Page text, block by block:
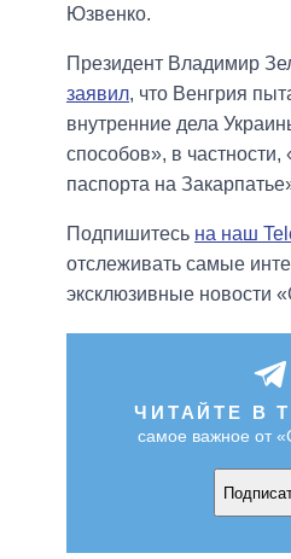
Юзвенко.
Президент Владимир
заявил, что Венгрия
внутренние дела
способов», в
паспорта на
Подпишитесь на наш
отслеживать самые
эксклюзивные новости
ЧИТАЙТЕ В
самое важное от